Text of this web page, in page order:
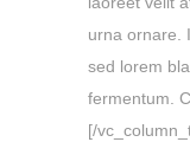
urna ornare.
sed lorem
fermentum.
[/